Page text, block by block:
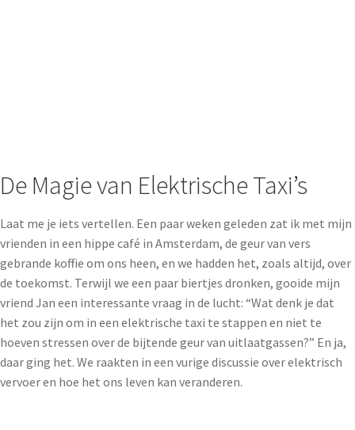
De Magie van Elektrische Taxi’s
Laat me je iets vertellen. Een paar weken geleden zat ik met mijn
vrienden in een hippe café in Amsterdam, de geur van vers
gebrande koffie om ons heen, en we hadden het, zoals altijd, over
de toekomst. Terwijl we een paar biertjes dronken, gooide mijn
vriend Jan een interessante vraag in de lucht: “Wat denk je dat
het zou zijn om in een elektrische taxi te stappen en niet te
hoeven stressen over de bijtende geur van uitlaatgassen?” En ja,
daar ging het. We raakten in een vurige discussie over elektrisch
vervoer en hoe het ons leven kan veranderen.